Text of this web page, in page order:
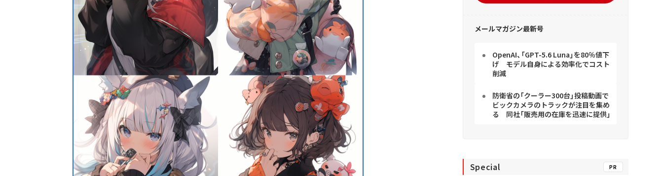
メールマガジン最新号
OpenAI、「GPT-5.6 Luna」を80％値下
げ モデル自身による効率化でコスト
削減
防衛省の「クーラー300台」投稿動画で
ビックカメラのトラックが注目を集め
る 同社「販売用の在庫を迅速に提供」
Special PR